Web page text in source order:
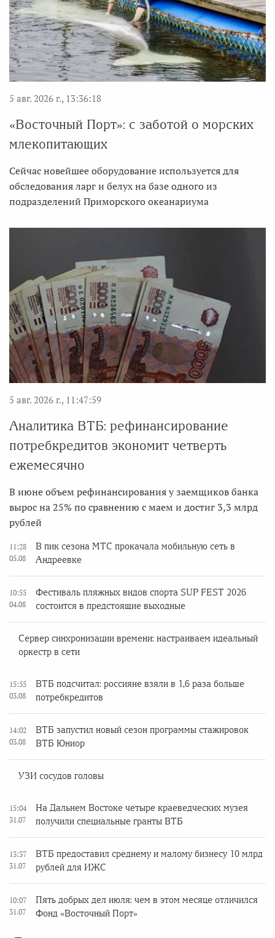
5 авг. 2026 г., 13:36:18
«Восточный Порт»: с заботой о морских
млекопитающих
Сейчас новейшее оборудование используется для
обследования ларг и белух на базе одного из
подразделений Приморского океанариума
5 авг. 2026 г., 11:47:59
Аналитика ВТБ: рефинансирование
потребкредитов экономит четверть
ежемесячно
В июне объем рефинансирования у заемщиков банка
вырос на 25% по сравнению с маем и достиг 3,3 млрд
рублей
11:28
05.08
В пик сезона МТС прокачала мобильную сеть в
Андреевке
10:55
04.08
Фестиваль пляжных видов спорта SUP FEST 2026
состоится в предстоящие выходные
Сервер синхронизации времени: настраиваем идеальный
оркестр в сети
15:55
03.08
ВТБ подсчитал: россияне взяли в 1,6 раза больше
потребкредитов
14:02
03.08
ВТБ запустил новый сезон программы стажировок
ВТБ Юниор
УЗИ сосудов головы
15:04
31.07
На Дальнем Востоке четыре краеведческих музея
получили специальные гранты ВТБ
13:37
31.07
ВТБ предоставил среднему и малому бизнесу 10 млрд
рублей для ИЖС
10:07
31.07
Пять добрых дел июля: чем в этом месяце отличился
Фонд «Восточный Порт»